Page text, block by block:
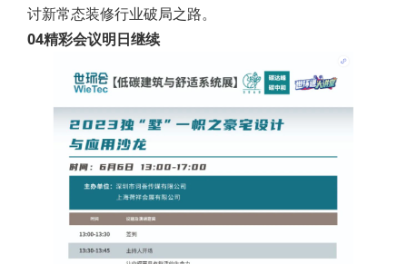
讨新常态装修行业破局之路。
04精彩会议明日继续